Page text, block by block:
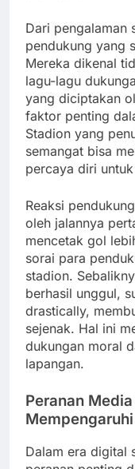
Dari pengalaman
pendukung yang
Mereka dikenal
lagu-lagu
yang diciptakan
faktor penting
Stadion yang
semangat bisa
percaya diri
Reaksi
oleh jalannya
mencetak gol
sorai para
stadion.
berhasil unggul,
drastically,
sejenak. Hal ini
dukungan moral
lapangan.
Peranan
Dalam era digital